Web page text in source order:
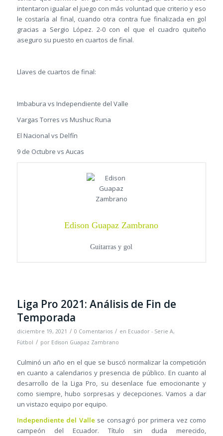
intentaron igualar el juego con más voluntad que criterio y eso
le costaría al final, cuando otra contra fue finalizada en gol
gracias a Sergio López. 2-0 con el que el cuadro quiteño
aseguro su puesto en cuartos de final.
Llaves de cuartos de final:
Imbabura vs Independiente del Valle
Vargas Torres vs Mushuc Runa
El Nacional vs Delfín
9 de Octubre vs Aucas
Edison Guapaz Zambrano
Guitarras y gol
Liga Pro 2021: Análisis de Fin de
Temporada
diciembre 19, 2021 / 0 Comentarios / en Ecuador - Serie A,
Fútbol / por Edison Guapaz Zambrano
Culminó un año en el que se buscó normalizar la competición
en cuanto a calendarios y presencia de público. En cuanto al
desarrollo de la Liga Pro, su desenlace fue emocionante y
como siempre, hubo sorpresas y decepciones. Vamos a dar
un vistazo equipo por equipo.
Independiente del Valle se consagró por primera vez como
campeón del Ecuador. Título sin duda merecido,